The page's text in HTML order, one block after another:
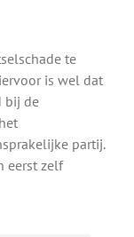
te
is wel dat
bij de
partij.
eerst zelf